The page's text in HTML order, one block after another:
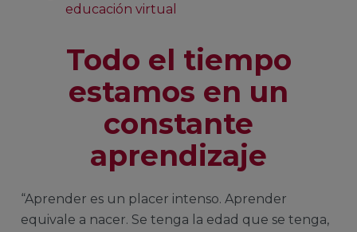
educación virtual
Todo el tiempo
estamos en un
constante
aprendizaje
“Aprender es un placer intenso. Aprender
equivale a nacer. Se tenga la edad que se tenga,